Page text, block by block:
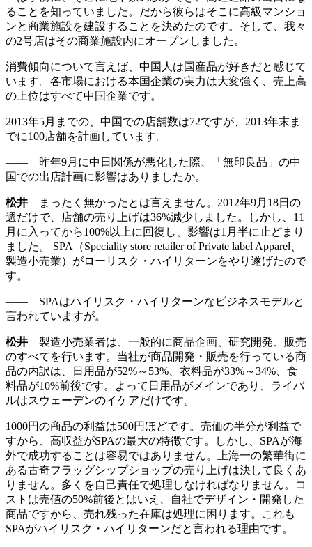
ることを知っていました。だから彼らはそこに高級マンショ
ンと商業施設を建設することを決めたのです。そして、我々
の2号店はその商業施設内にオープンしました。
消費傾向について言えば、中国人は国産品が好きだと感じて
います。各市場における本国企業の実力は大変強く、売上高
の上位はすべて中国企業です。
2013年5月までの、中国での店舗数は72ですが、2013年末ま
でに100店舗を計画しています。
―― 昨年9月に中日関係が悪化した際、「無印良品」の中
国での出店計画に影響はありましたか。
松井 まったく無かったとは言えません。2012年9月18日の
週だけで、店舗の売り上げは36%減少しました。しかし、11
月に入ってから100%以上に回復し、影響は1月半に止どまり
ました。 SPA（Speciality store retailer of Private label Apparel、
製造小売業）がローリスク・ハイリターンをやり遂げたので
す。
―― SPAはハイリスク・ハイリターンなビジネスモデルと
言われていますが。
松井 製造小売業者は、一般的に商品企画、研究開発、販売
のすべてを行います。当社が商品開発・販売を行っている商
品の内訳は、日用品が52%～53%、衣料品が33%～34%、食
料品が10%前後です。よって日用品がメインであり、ライバ
ルはスウェーデンのイケアだけです。
1000円の商品の利益は500円ほどです。売価の半分が利益で
すから、高収益がSPAの最大の特徴です。しかし、SPAが海
外で成功することは容易ではありません。上海一の繁華街に
ある古奇フラッグシップショップの売り上げは決して良くあ
りません。多くを自己責任で処理しなければなりません。コ
ストは売値の50%前後とはいえ、自社でデザイン・開発した
商品ですから、売れ残った在庫は処理に困ります。これも
SPAがハイリスク・ハイリターンだと言われる理由です。